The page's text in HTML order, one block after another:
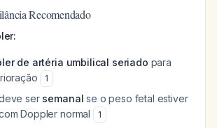
Recomendado
de artéria umbilical seriado para
1
ser semanal se o peso fetal estiver
Doppler normal
1